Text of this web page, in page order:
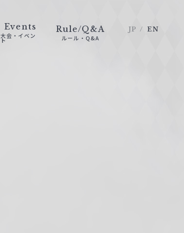
Events
大会・イベン
ト
Rule/Q&A
ルール・Q&A
JP EN